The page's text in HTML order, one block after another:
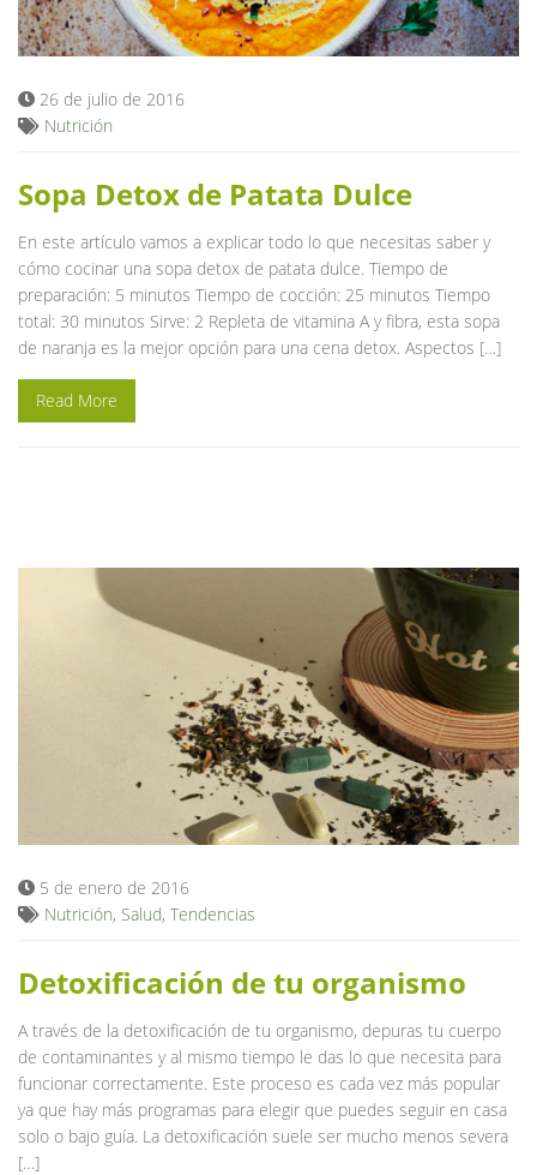
Blog
26 de julio de 2016
Nutrición
Sopa Detox de Patata Dulce
En este artículo vamos a explicar todo lo que necesitas saber y
cómo cocinar una sopa detox de patata dulce. Tiempo de
preparación: 5 minutos Tiempo de cocción: 25 minutos Tiempo
total: 30 minutos Sirve: 2 Repleta de vitamina A y fibra, esta sopa
de naranja es la mejor opción para una cena detox. Aspectos […]
Read More
5 de enero de 2016
Nutrición, Salud, Tendencias
Detoxificación de tu organismo
A través de la detoxificación de tu organismo, depuras tu cuerpo
de contaminantes y al mismo tiempo le das lo que necesita para
funcionar correctamente. Este proceso es cada vez más popular
ya que hay más programas para elegir que puedes seguir en casa
solo o bajo guía. La detoxificación suele ser mucho menos severa
[…]